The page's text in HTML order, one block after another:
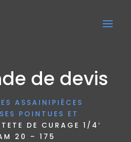
de devis
ASSAINIPIÈCES
POINTUES ET
DE CURAGE 1/4′
20 – 175